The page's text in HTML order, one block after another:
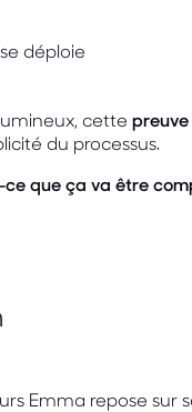
déploie
cette preuve
du processus.
ce que ça va être
Emma repose sur